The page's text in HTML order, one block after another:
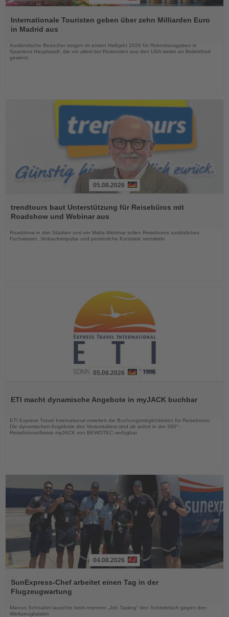
Sie
die
Internationale Touristen geben über zehn Milliarden Euro
in Madrid aus
Ausländische Besucher sorgen im ersten Halbjahr 2026 für Rekordausgaben in
Spaniens Hauptstadt, die vor allem bei Reisenden aus den USA weiter an Beliebtheit
gewinnt
Sie
die
05.08.2026
trendtours baut Unterstützung für Reisebüros mit
Roadshow und Webinar aus
Roadshow in drei Städten und ein Malta-Webinar sollen Reisebüros zusätzliches
Fachwissen, Verkaufsimpulse und persönliche Kontakte vermitteln
die
05.08.2026
ETI macht dynamische Angebote in myJACK buchbar
ETI Express Travel International erweitert die Buchungsmöglichkeiten für Reisebüros:
Die dynamischen Angebote des Veranstalters sind ab sofort in der 360°-
Reisebürosoftware myJACK von BEWOTEC verfügbar
Sie
die
Nachrichten
04.08.2026
SunExpress-Chef arbeitet einen Tag in der
Flugzeugwartung
Marcus Schnabel tauschte beim internen „Job Tasting“ den Schreibtisch gegen den
Werkzeugkasten